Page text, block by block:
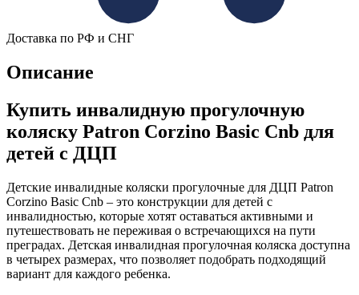
Доставка по РФ и СНГ
Описание
Купить инвалидную прогулочную
коляску Patron Corzino Basic Cnb для
детей с ДЦП
Детские инвалидные коляски прогулочные для ДЦП Patron
Corzino Basic Cnb – это конструкции для детей с
инвалидностью, которые хотят оставаться активными и
путешествовать не переживая о встречающихся на пути
преградах. Детская инвалидная прогулочная коляска доступна
в четырех размерах, что позволяет подобрать подходящий
вариант для каждого ребенка.